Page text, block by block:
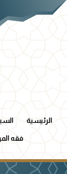
الرئيسية
فقه